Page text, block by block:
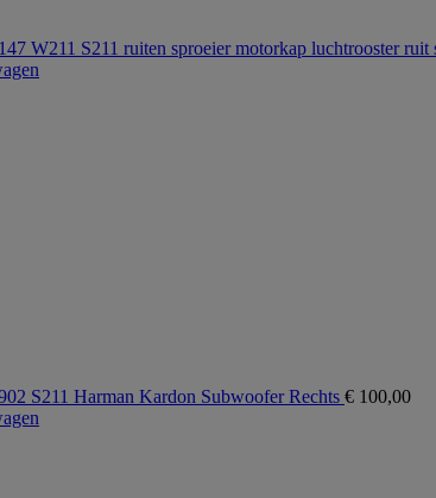
W211 S211 ruiten sproeier motorkap luchtrooster ruit
S211 Harman Kardon Subwoofer Rechts € 100,00